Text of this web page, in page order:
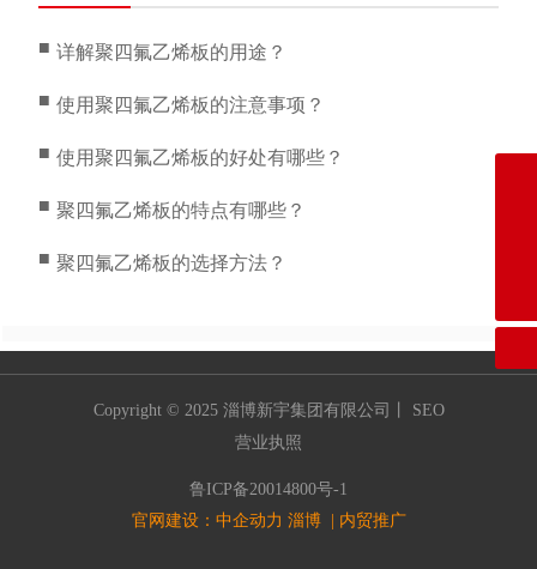
■ 详解聚四氟乙烯板的用途？
■ 使用聚四氟乙烯板的注意事项？
■ 使用聚四氟乙烯板的好处有哪些？
■ 聚四氟乙烯板的特点有哪些？
■ 聚四氟乙烯板的选择方法？
irenesong88@hotmail.com
Copyright © 2025 淄博新宇集团有限公司丨 SEO
营业执照
鲁ICP备20014800号-1
官网建设：中企动力 淄博 | 内贸推广